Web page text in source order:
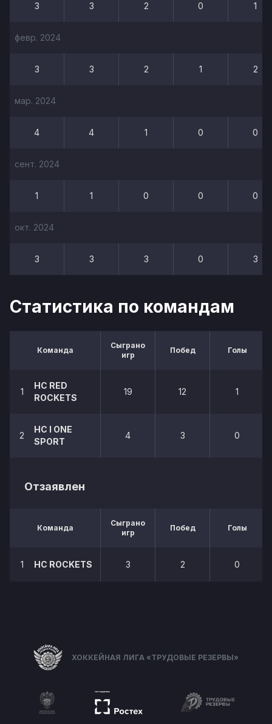
3 3 2 0 1
февр. 2024
3 3 2 1 2
мар. 2024
4 4 1 0 0
сент. 2024
1 1 0 0 0
окт. 2024
3 3 3 0 3
Статистика по командам
Команда
Сыграно
игр
Побед Голы
1
HC RED
ROCKETS
19 12 1
2
HC I ONE
SPORT
4 3 0
Отзаявлен
Команда
Сыграно
игр
Побед Голы
1 HC ROCKETS 3 2 0
ХОККЕЙНАЯ ЛИГА «ТРУДОВЫЕ РЕЗЕРВЫ»